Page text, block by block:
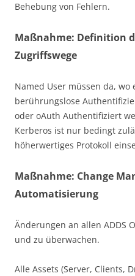
Behebung von Fehlern.
Maßnahme: Definition
Zugriffswege
Named User müssen da,
berührungslose
oder oAuth Authentifiziert
Kerberos ist nur bedingt
höherwertiges Protokoll
Maßnahme: Change
Automatisierung
Änderungen an allen ADDS
und zu überwachen.
Alle Assets (Server, Clients,